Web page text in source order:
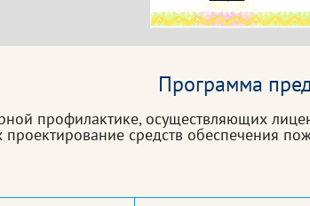
Программа
профилактике, осуществляющих
средств обеспечения